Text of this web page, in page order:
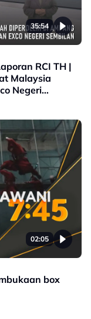
35:54
RCI TH |
Malaysia
Negeri
02:05
box